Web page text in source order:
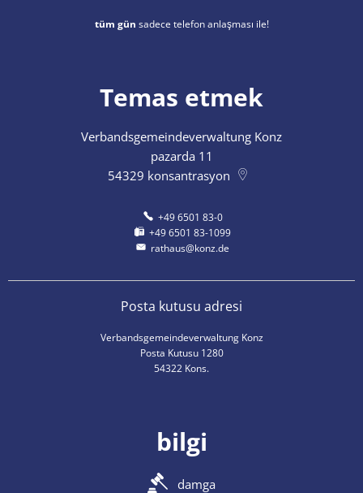
tüm gün sadece telefon anlaşması ile!
Temas etmek
Verbandsgemeindeverwaltung Konz
pazarda 11
54329 konsantrasyon
+49 6501 83-0
+49 6501 83-1099
rathaus@konz.de
Posta kutusu adresi
Verbandsgemeindeverwaltung Konz
Posta Kutusu 1280
54322 Kons.
bilgi
damga